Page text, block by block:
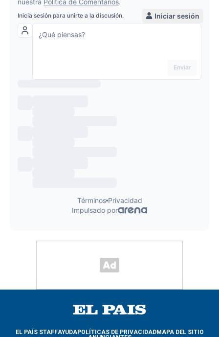
EL PAÍS STAFFAYUDAPOLÍTICAS DE PRIVACIDADMAPA DEL SITIO